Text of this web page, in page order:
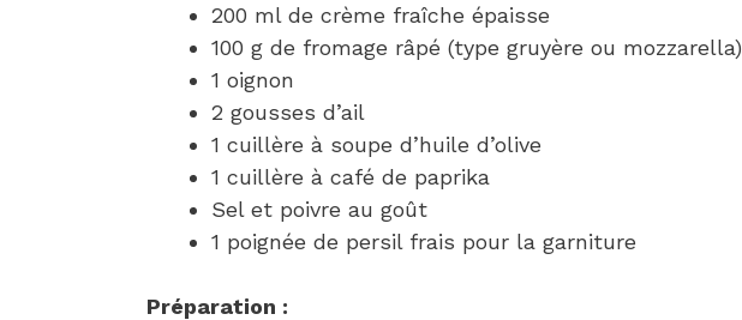
200 ml de crème fraîche épaisse
100 g de fromage râpé (type gruyère ou mozzarella)
1 oignon
2 gousses d’ail
1 cuillère à soupe d’huile d’olive
1 cuillère à café de paprika
Sel et poivre au goût
1 poignée de persil frais pour la garniture
Préparation :